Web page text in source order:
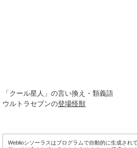
「クール星人 」の言い換え・類義語
ウルトラセブンの登場怪獣
Weblioシソーラスはプログラムで自動的に生成され